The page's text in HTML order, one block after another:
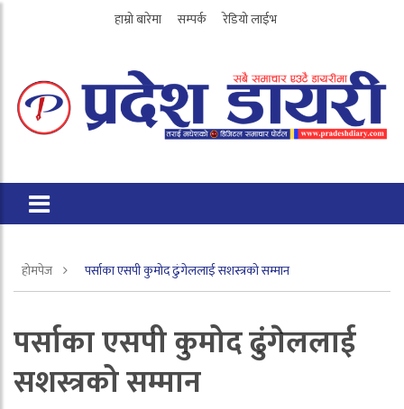
हाम्रो बारेमा सम्पर्क रेडियो लाईभ
होमपेज पर्साका एसपी कुमोद ढुंगेललाई सशस्त्रको सम्मान
पर्साका एसपी कुमोद ढुंगेललाई
सशस्त्रको सम्मान